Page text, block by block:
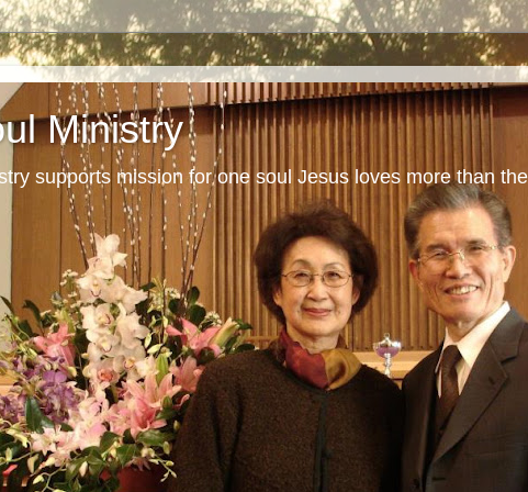
Ministry
supports mission for one soul Jesus loves more than